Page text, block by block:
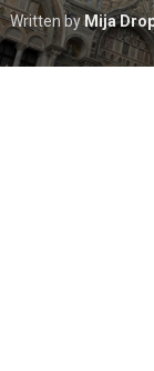
Written byMija